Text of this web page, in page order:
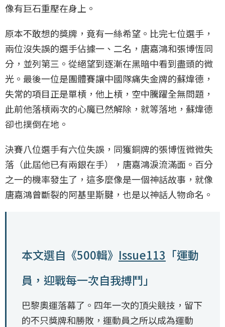
像有巨石重壓在身上。
原本不敢想的獎牌，竟有一絲希望。比完七位選手，
兩位沒失誤的選手佔據一、二名，唐嘉鴻和張博恆同
分，並列第三。從絕望到逐漸在黑暗中看到盡頭的微
光。最後一位是團體賽讓中國隊痛失金牌的蘇煒德，
失常的項目正是單槓，他上槓，空中騰躍全無問題，
此前他落槓兩次的心魔已然解除，就等落地，蘇煒德
卻也撲倒在地。
決賽八位選手有六位失誤，同獲銅牌的張博恆微微失
落（此屆他已有兩銀在手），唐嘉鴻淚流滿面。百分
之一的機率發生了，這多麼像是一個神話故事，就像
唐嘉鴻曾斷裂的阿基里斯腱，也是以神話人物命名。
本文選自《500輯》 Issue113 「運動
員，迎戰每一次自我搏鬥」
巴黎奧運落幕了。四年一次的頂尖競技，留下
的不只獎牌和勝敗，運動員之所以成為運動